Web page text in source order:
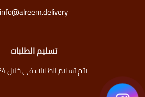
info@alreem.delivery
تسليم الطلبات
يتم تسليم الطلبات في خلال 24 ساعة